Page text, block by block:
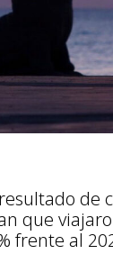
de
que
frente al